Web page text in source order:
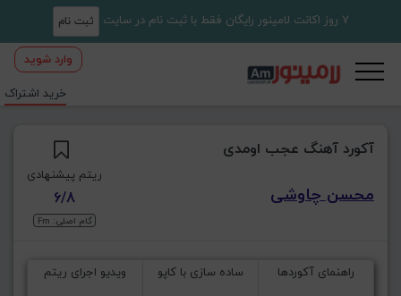
7 روز اکانت لامینور رایگان فقط با ثبت نام در سایت ثبت نام
وارد شوید
خرید اشتراک
آکورد آهنگ عجب اومدی
محسن چاوشی
ریتم پیشنهادی
6/8
گام اصلی: Fm
راهنمای آکوردها ساده سازی با کاپو ویدیو اجرای ریتم